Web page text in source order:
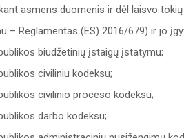
asmens duomenis ir dėl laisvo
– Reglamentas (ES) 2016/679) ir jo
biudžetinių įstaigų įstatymu;
civiliniu kodeksu;
civilinio proceso kodeksu;
darbo kodeksu;